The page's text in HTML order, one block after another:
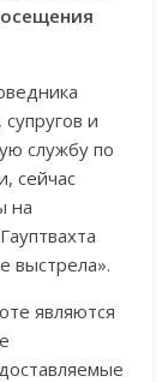
и
службу по
сейчас
на
выстрела».
являются